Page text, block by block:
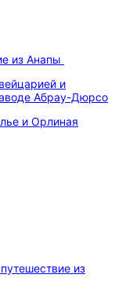
из Анапы
и
Абрау-Дюрсо
из